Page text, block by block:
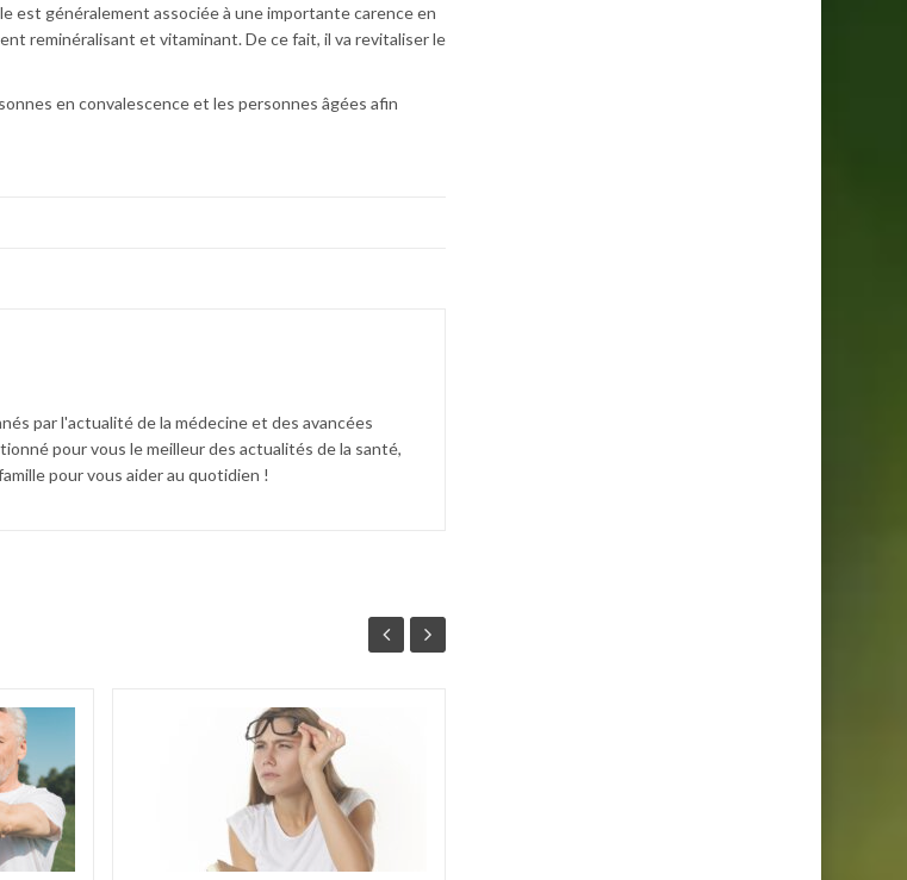
est généralement associée à une importante carence en
reminéralisant et vitaminant. De ce fait, il va revitaliser le
en convalescence et les personnes âgées afin
par l'actualité de la médecine et des avancées
pour vous le meilleur des actualités de la santé,
pour vous aider au quotidien !